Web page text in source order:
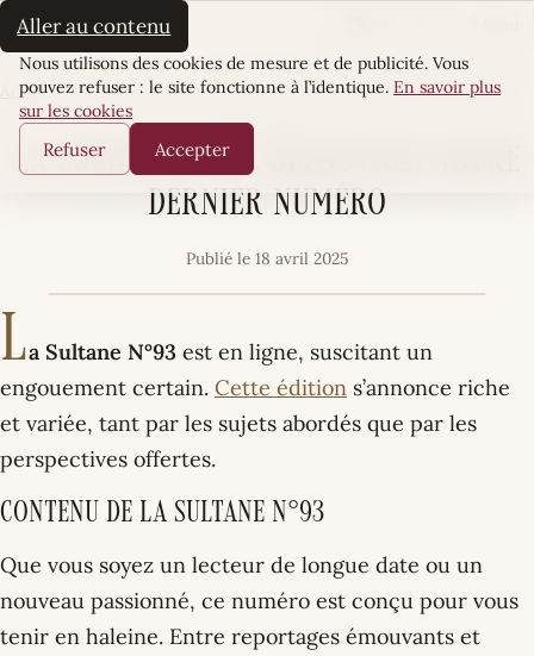
Aller au contenu
La Sultane
Accueil·Le mag· La Sultane N°93 : Découvrez notre dernier numéro
La Sultane N°93 : Découvrez notre
dernier numéro
Publié le 18 avril 2025
La Sultane N°93 est en ligne, suscitant un
engouement certain. Cette édition s’annonce riche
et variée, tant par les sujets abordés que par les
perspectives offertes.
Contenu de La Sultane N°93
Que vous soyez un lecteur de longue date ou un
nouveau passionné, ce numéro est conçu pour vous
tenir en haleine. Entre reportages émouvants et
Cookies
Nous utilisons des cookies de mesure et de publicité. Vous
pouvez refuser : le site fonctionne à l’identique. En savoir plus
sur les cookies
Refuser Accepter